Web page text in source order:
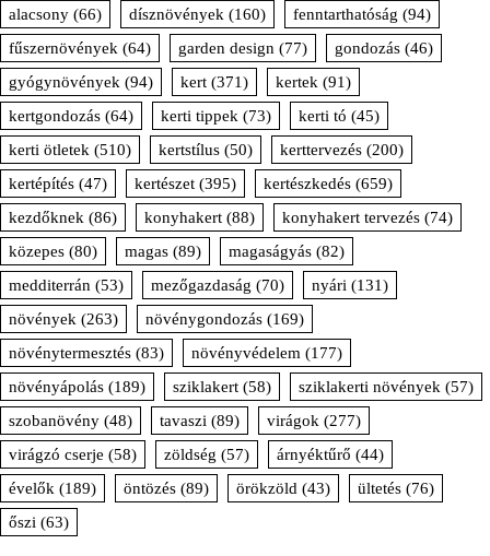
alacsony (66) dísznövények (160) fenntarthatóság (94)
fűszernövények (64) garden design (77) gondozás (46)
gyógynövények (94) kert (371) kertek (91)
kertgondozás (64) kerti tippek (73) kerti tó (45)
kerti ötletek (510) kertstílus (50) kerttervezés (200)
kertépítés (47) kertészet (395) kertészkedés (659)
kezdőknek (86) konyhakert (88) konyhakert tervezés (74)
közepes (80) magas (89) magaságyás (82)
medditerrán (53) mezőgazdaság (70) nyári (131)
növények (263) növénygondozás (169)
növénytermesztés (83) növényvédelem (177)
növényápolás (189) sziklakert (58) sziklakerti növények (57)
szobanövény (48) tavaszi (89) virágok (277)
virágzó cserje (58) zöldség (57) árnyéktűrő (44)
évelők (189) öntözés (89) örökzöld (43) ültetés (76)
őszi (63)